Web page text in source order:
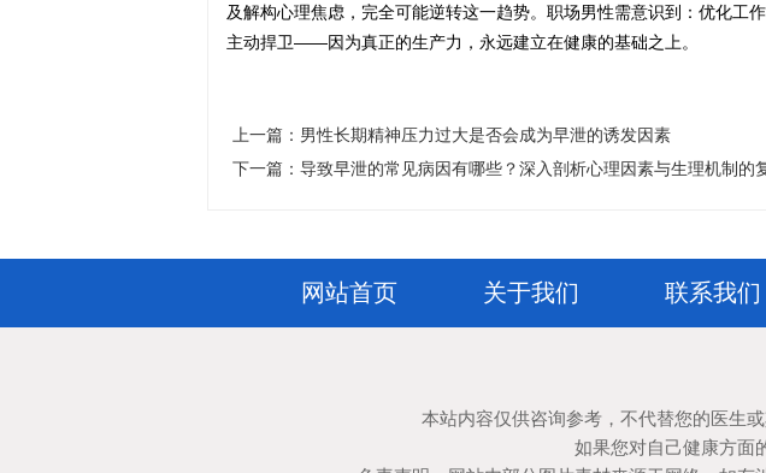
及解构心理焦虑，完全可能逆转这一趋势。职场男性需意识到：优化工
主动捍卫——因为真正的生产力，永远建立在健康的基础之上。
上一篇： 男性长期精神压力过大是否会成为早泄的诱发因素
下一篇： 导致早泄的常见病因有哪些？深入剖析心理因素与生理机制的
网站首页 关于我们 联系我们
本站内容仅供咨询参考，不代替您的医生
如果您对自己健康方面